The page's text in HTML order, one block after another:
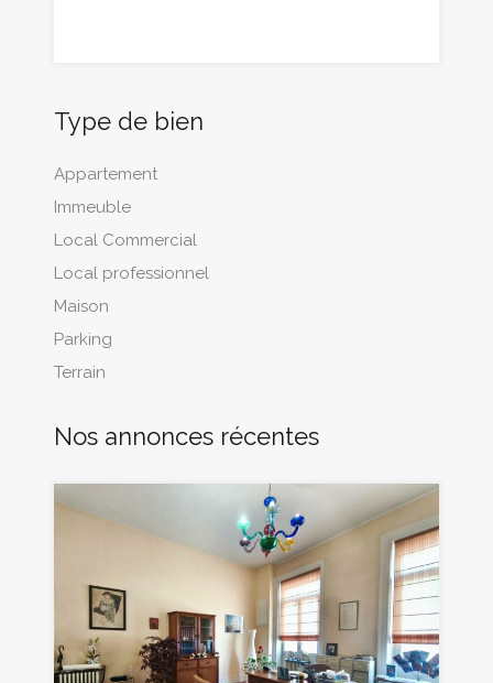
Type de bien
Appartement
Immeuble
Local Commercial
Local professionnel
Maison
Parking
Terrain
Nos annonces récentes